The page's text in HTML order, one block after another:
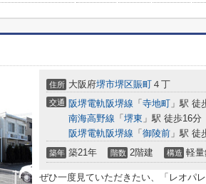
住所 大阪府堺市堺区賑町 ４丁
交通 阪堺電軌阪堺線 「 寺地町 」駅 徒
南海高野線 「 堺東 」駅 徒歩16分
阪堺電軌阪堺線 「 御陵前 」駅 徒
築年 築21年 階数 2階建 構造 軽
ぜひ一度見ていただきたい、「レオパ